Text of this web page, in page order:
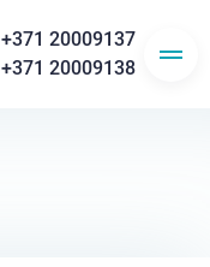
+371 20009137
+371 20009138